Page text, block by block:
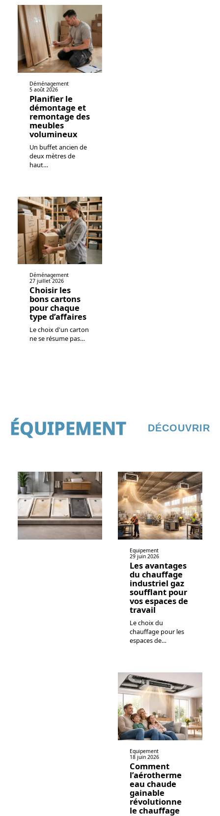
Déménagement
5 août 2026
Planifier le
démontage et
remontage des
meubles
volumineux
Un buffet ancien de
deux mètres de
haut…
Déménagement
27 juillet 2026
Choisir les
bons cartons
pour chaque
type d’affaires
Le choix d'un carton
ne se résume pas…
ÉQUIPEMENT DÉCOUVRIR
Equipement
29 juin 2026
Les avantages
du chauffage
industriel gaz
soufflant pour
vos espaces de
travail
Le choix du
chauffage pour les
espaces de…
Equipement
18 juin 2026
Comment
l’aérotherme
eau chaude
gainable
révolutionne
le chauffage